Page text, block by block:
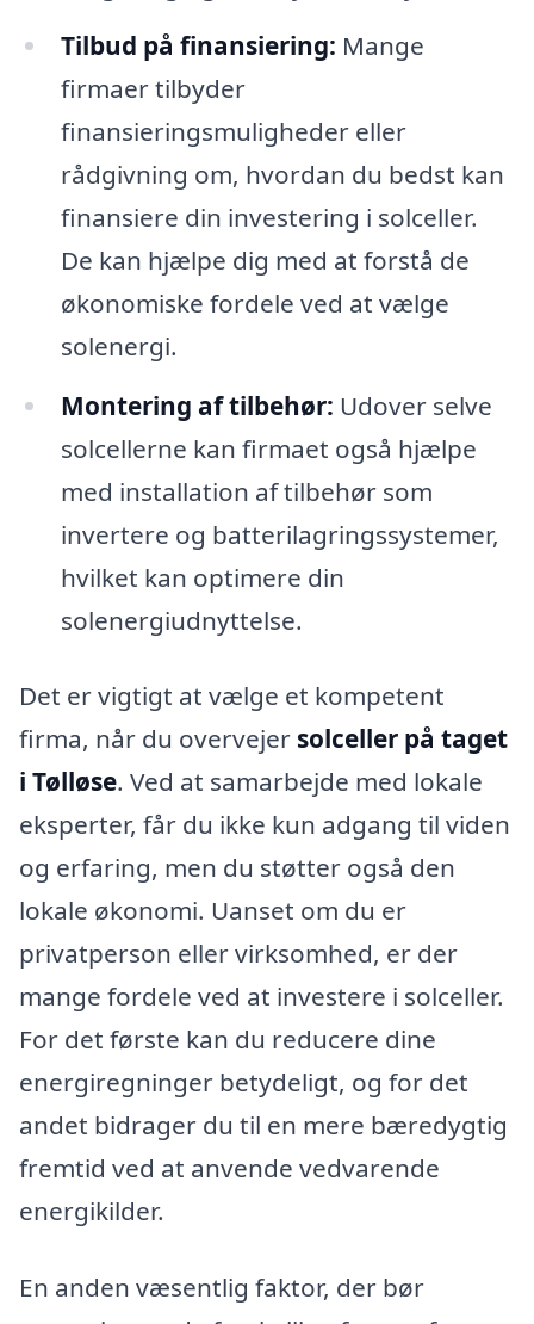
Tilbud på finansiering: Mange
firmaer tilbyder
finansieringsmuligheder eller
rådgivning om, hvordan du bedst kan
finansiere din investering i solceller.
De kan hjælpe dig med at forstå de
økonomiske fordele ved at vælge
solenergi.
Montering af tilbehør: Udover selve
solcellerne kan firmaet også hjælpe
med installation af tilbehør som
invertere og batterilagringssystemer,
hvilket kan optimere din
solenergiudnyttelse.
Det er vigtigt at vælge et kompetent
firma, når du overvejer solceller på taget
i Tølløse. Ved at samarbejde med lokale
eksperter, får du ikke kun adgang til viden
og erfaring, men du støtter også den
lokale økonomi. Uanset om du er
privatperson eller virksomhed, er der
mange fordele ved at investere i solceller.
For det første kan du reducere dine
energiregninger betydeligt, og for det
andet bidrager du til en mere bæredygtig
fremtid ved at anvende vedvarende
energikilder.
En anden væsentlig faktor, der bør